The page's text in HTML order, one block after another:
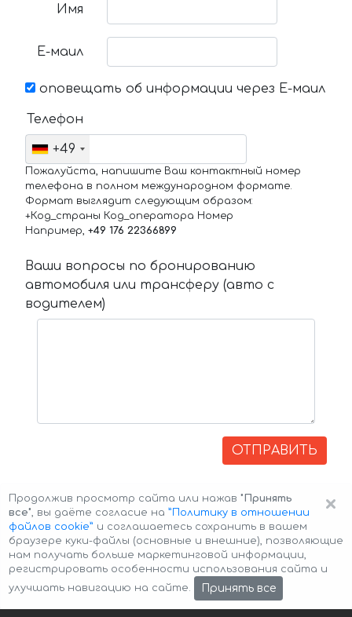
Имя
Е-маил
оповещать об информации через Е-маил
Телефон
+49
Пожалуйста, напишите Ваш контактный номер
телефона в полном международном формате.
Формат выглядит следующим образом:
+Код_страны Код_оператора Номер
Например, +49 176 22366899
Ваши вопросы по бронированию
автомобиля или трансферу (авто с
водителем)
ОТПРАВИТЬ
Авторские права © 2026 Авто-Аренда Cookie Policy
×
Продолжив просмотр сайта или нажав "Принять
все", вы даёте согласие на ”Политику в отношении
файлов cookie” и соглашаетесь сохранить в вашем
браузере куки-файлы (основные и внешние), позволяющие
нам получать больше маркетинговой информации,
регистрировать особенности использования сайта и
улучшать навигацию на сайте.
Принять все